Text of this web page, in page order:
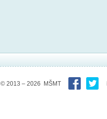
© 2013 – 2026 MŠMT